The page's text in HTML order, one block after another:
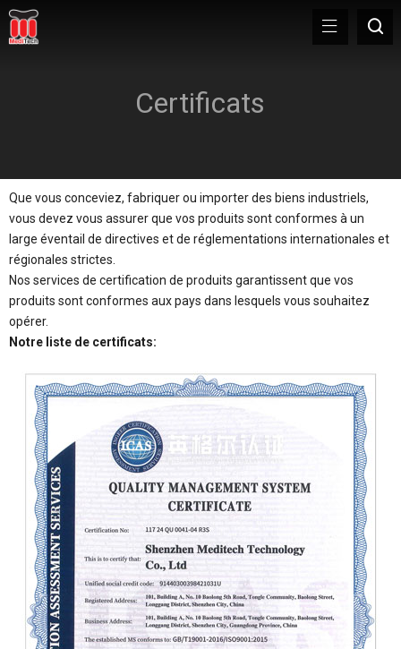
Certificats
Que vous conceviez, fabriquer ou importer des biens industriels,
vous devez vous assurer que vos produits sont conformes à un
large éventail de directives et de réglementations internationales et
régionales strictes.
Nos services de certification de produits garantissent que vos
produits sont conformes aux pays dans lesquels vous souhaitez
opérer.
Notre liste de certificats: